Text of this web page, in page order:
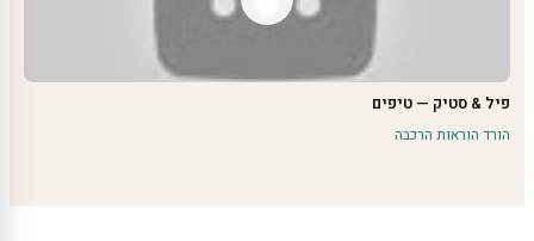
פיל & סטיק — טיפים
הורד הוראות הרכבה